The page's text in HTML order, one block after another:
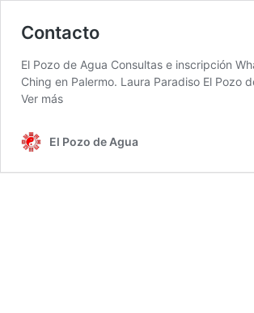
Contacto
El Pozo de Agua Consultas e inscripción
Ching en Palermo. Laura Paradiso El Pozo
Ver más
El Pozo de Agua